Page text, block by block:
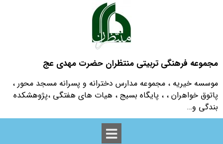
مجموعه فرهنگی تربیتی منتظران حضرت مهدی عج
موسسه خیریه ، مجموعه مدارس دخترانه و پسرانه مسجد محور ،
پاتوق خواهران ، ، پایگاه بسیج ، هیات های هفتگی ،پژوهشکده
بندگی و…